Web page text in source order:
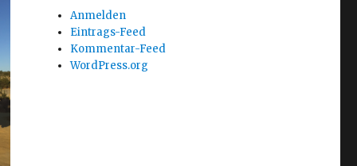
Anmelden
Eintrags-Feed
Kommentar-Feed
WordPress.org